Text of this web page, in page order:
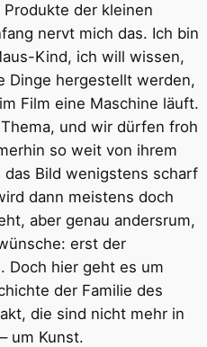
der kleinen
nervt mich das. Ich bin
Kind, ich will wissen,
hergestellt werden,
Film eine Maschine läuft.
und wir dürfen froh
so weit von ihrem
Bild wenigstens scharf
dann meistens doch
aber genau andersrum,
erst der
Doch hier geht es um
der Familie des
die sind nicht mehr in
um Kunst.